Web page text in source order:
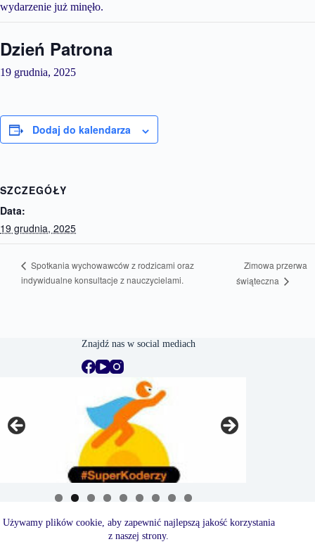
Używamy plików cookie, aby zapewnić najlepszą jakość korzystania
z naszej strony.
wydarzenie już minęło.
Dzień Patrona
19 grudnia, 2025
Dodaj do kalendarza
SZCZEGÓŁY
Data:
19 grudnia, 2025
Spotkania wychowawców z rodzicami oraz
indywidualne konsultacje z nauczycielami.
Zimowa przerwa
świąteczna
Znajdź nas w social mediach